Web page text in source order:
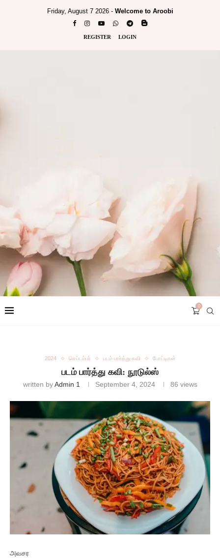
Friday, August 7 2026 - Welcome to Aroobi
REGISTER LOGIN
0
2024 செப்டம்பர் படம் பார்த்து கவி போட்டிகள்
படம் பார்த்து கவி: நூடுல்ஸ்
written byAdmin 1 September 4, 2024 86 views
அவசர